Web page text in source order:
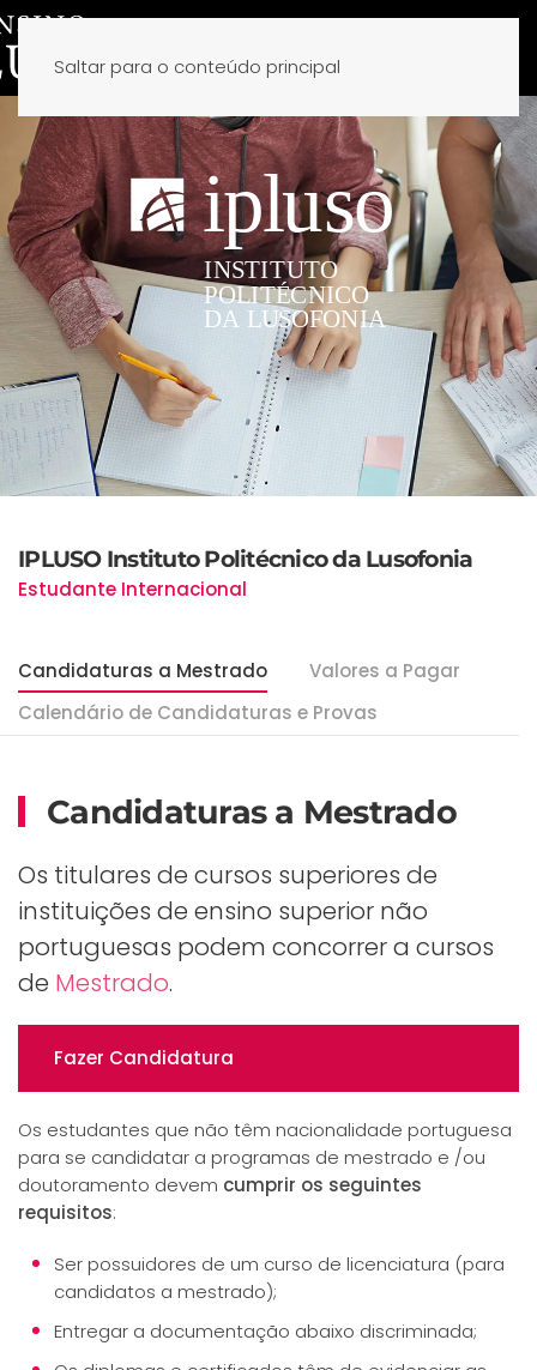
Saltar para o conteúdo principal
IPLUSO Instituto Politécnico da Lusofonia
Estudante Internacional
Candidaturas a Mestrado
Valores a Pagar
Calendário de Candidaturas e Provas
Candidaturas a Mestrado
Os titulares de cursos superiores de
instituições de ensino superior não
portuguesas podem concorrer a cursos
de Mestrado.
Fazer Candidatura
Os estudantes que não têm nacionalidade portuguesa
para se candidatar a programas de mestrado e /ou
doutoramento devem cumprir os seguintes
requisitos:
Ser possuidores de um curso de licenciatura (para
candidatos a mestrado);
Entregar a documentação abaixo discriminada;